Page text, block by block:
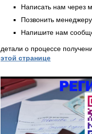
Написать нам через
Позвонить
Напишите нам
детали о процессе
этой странице